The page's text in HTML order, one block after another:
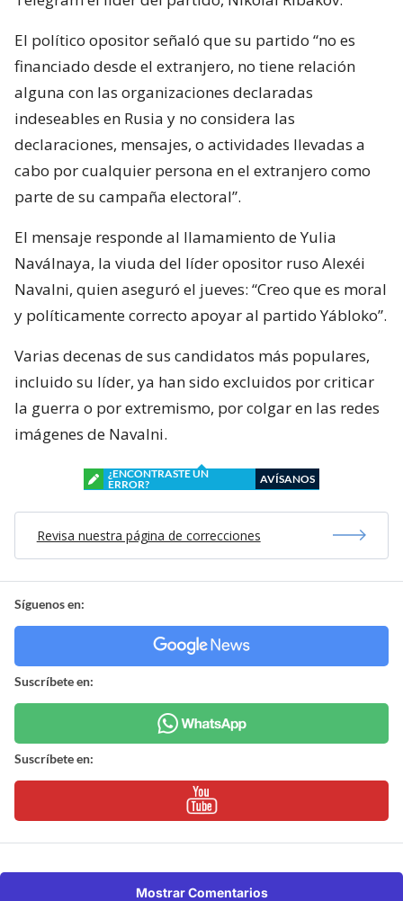
El político opositor señaló que su partido “no es
financiado desde el extranjero, no tiene relación
alguna con las organizaciones declaradas
indeseables en Rusia y no considera las
declaraciones, mensajes, o actividades llevadas a
cabo por cualquier persona en el extranjero como
parte de su campaña electoral”.
El mensaje responde al llamamiento de Yulia
Naválnaya, la viuda del líder opositor ruso Alexéi
Navalni, quien aseguró el jueves: “Creo que es moral
y políticamente correcto apoyar al partido Yábloko”.
Varias decenas de sus candidatos más populares,
incluido su líder, ya han sido excluidos por criticar
la guerra o por extremismo, por colgar en las redes
imágenes de Navalni.
¿ENCONTRASTE UN
ERROR?
AVÍSANOS
Revisa nuestra página de correcciones
Síguenos en:
Suscríbete en:
Suscríbete en:
Mostrar Comentarios